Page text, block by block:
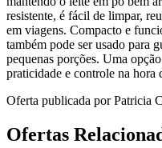
resistente, é fácil de limpar,
em viagens. Compacto e
também pode ser usado para
pequenas porções. Uma
praticidade e controle na hora
Oferta publicada por Patricia
Ofertas